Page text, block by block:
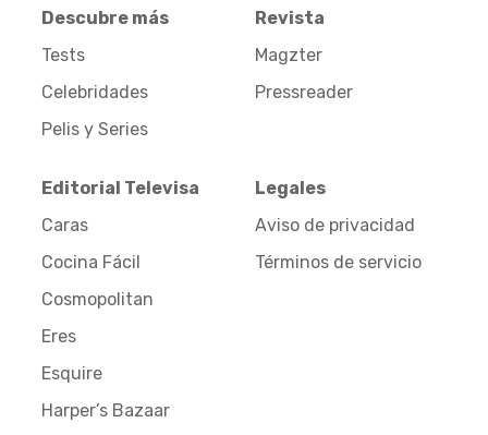
Descubre más
Tests
Celebridades
Pelis y Series
Revista
Magzter
Pressreader
Editorial Televisa
Caras
Cocina Fácil
Cosmopolitan
Eres
Esquire
Harper’s Bazaar
Legales
Aviso de privacidad
Términos de servicio